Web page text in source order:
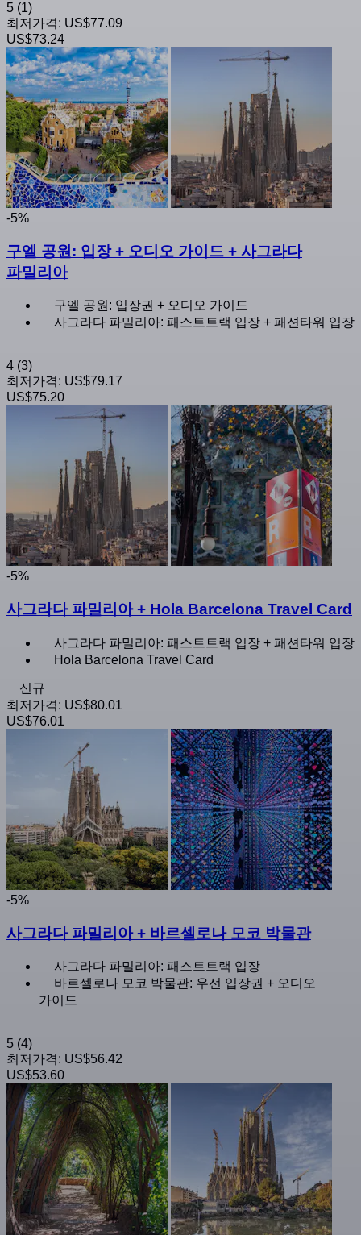
5 (1)
최저가격: US$77.09
US$73.24
-5%
구엘 공원: 입장 + 오디오 가이드 + 사그라다
파밀리아
구엘 공원: 입장권 + 오디오 가이드
사그라다 파밀리아: 패스트트랙 입장 + 패션타워 입장
4 (3)
최저가격: US$79.17
US$75.20
-5%
사그라다 파밀리아 + Hola Barcelona Travel Card
사그라다 파밀리아: 패스트트랙 입장 + 패션타워 입장
Hola Barcelona Travel Card
신규
최저가격: US$80.01
US$76.01
-5%
사그라다 파밀리아 + 바르셀로나 모코 박물관
사그라다 파밀리아: 패스트트랙 입장
바르셀로나 모코 박물관: 우선 입장권 + 오디오
가이드
5 (4)
최저가격: US$56.42
US$53.60